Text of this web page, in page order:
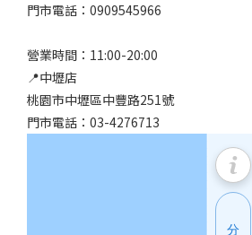
門市電話：0909545966
營業時間：11:00-20:00
📍中壢店
桃園市中壢區中豐路251號
門市電話：03-4276713